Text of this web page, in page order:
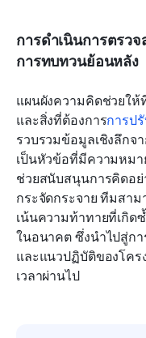
การดำเนินการตรว
การทบทวนย้อนหลัง
แผนผังความคิดช่วยให้
และสิ่งที่ต้องการการป
รวบรวมข้อมูลเชิงลึกจ
เป็นหัวข้อที่มีความหมา
ช่วยสนับสนุนการคิดอย่
กระจัดกระจาย ทีมสา
เน้นความท้าทายที่เกิด
ในอนาคต ซึ่งนำไปสู่กา
และแนวปฏิบัติของโค
เวลาผ่านไป